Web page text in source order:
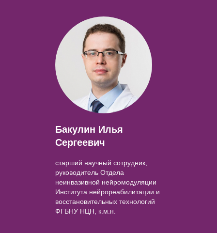
Бакулин Илья
Сергеевич
старший научный сотрудник,
руководитель Отдела
неинвазивной нейромодуляции
Института нейрореабилитации и
восстановительных технологий
ФГБНУ НЦН, к.м.н.